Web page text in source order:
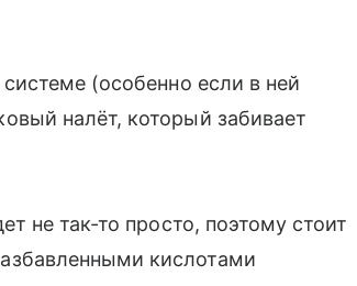
(особенно если в ней
налёт, который забивает
не так-то просто, поэтому стоит
кислотами